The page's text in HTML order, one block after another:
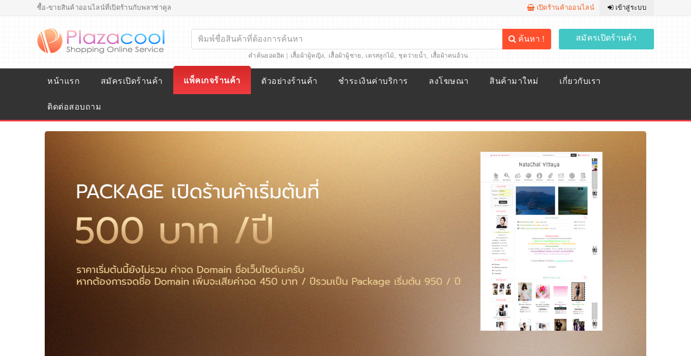
ซื้อ-ขายสินค้าออนไลน์ที่เปิดร้านกับพลาซ่าคูล เปิดร้านค้าออนไลน์ เข้าสู่ระบบ
ค้นหา !
คำค้นยอดฮิต | เสื้อผ้าผู้หญิง, เสื้อผ้าผู้ชาย, เดรสลูกไม้, ชุดว่ายน้ำ, เสื้อผ้าคนอ้วน
สมัครเปิดร้านค้า
หน้าแรก สมัครเปิดร้านค้า แพ็คเกจร้านค้า ตัวอย่างร้านค้า ชำระเงินค่าบริการ ลงโฆษณา สินค้ามาใหม่ เกี่ยวกับเรา
ติดต่อสอบถาม